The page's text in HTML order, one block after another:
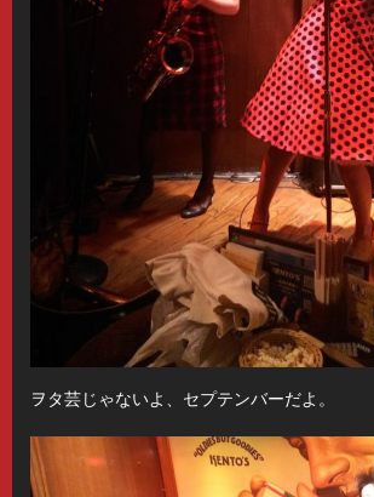
ヲタ芸じゃないよ、セプテンバーだよ。